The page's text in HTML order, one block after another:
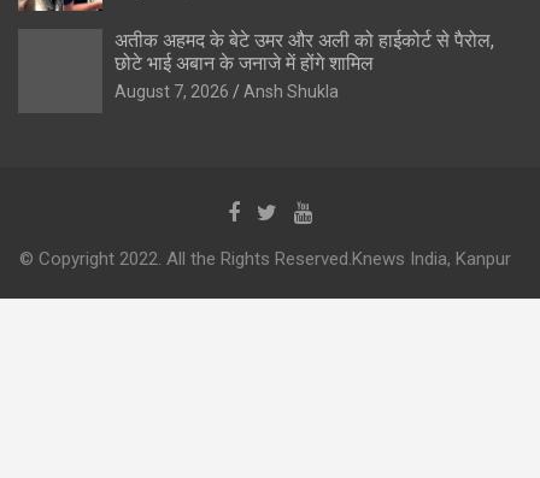
अतीक अहमद के बेटे उमर और अली को हाईकोर्ट से पैरोल,
छोटे भाई अबान के जनाजे में होंगे शामिल
August 7, 2026 Ansh Shukla
© Copyright 2022. All the Rights Reserved.Knews India, Kanpur